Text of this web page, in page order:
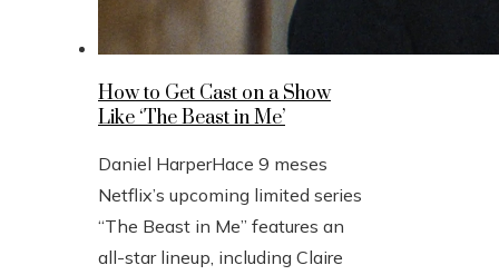
How to Get Cast on a Show
Like ‘The Beast in Me’
Daniel HarperHace 9 meses
Netflix’s upcoming limited series
“The Beast in Me” features an
all-star lineup, including Claire